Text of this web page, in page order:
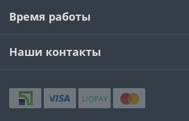
Время работы
Наши контакты